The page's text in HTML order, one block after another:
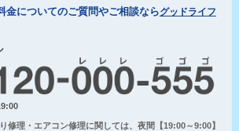
金についてのご質問やご相談ならグッドライフ
修理・エアコン修理に関しては、夜間【19:00～9:00】